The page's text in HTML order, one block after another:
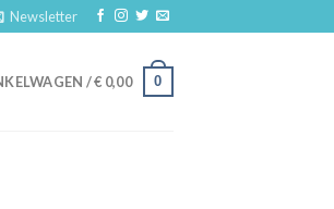
Newsletter
/€ 0,00 0